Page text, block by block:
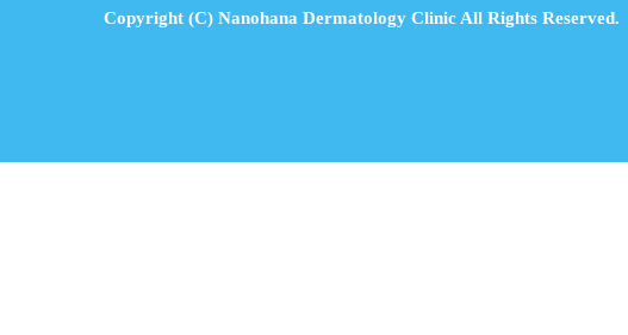
Copyright (C) Nanohana Dermatology Clinic All Rights Reserved.